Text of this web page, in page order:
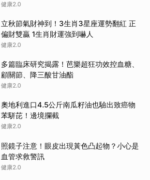
健康2.0
立秋節氣財神到！3生肖3星座運勢翻紅 正
偏財雙贏 1生肖財運強到嚇人
健康2.0
多篇臨床研究揭露！芭樂超狂功效控血糖、
顧關節、降三酸甘油酯
健康2.0
奧地利進口4.5公斤南瓜籽油也驗出致癌物
苯駢芘！邊境攔截
健康2.0
照鏡子注意！眼皮出現黃色凸起物？小心是
血管求救警訊
健康2.0